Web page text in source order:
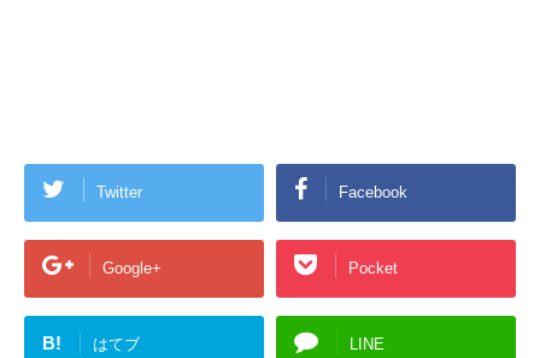
Twitter Facebook
Google+ Pocket
B! はてブ LINE